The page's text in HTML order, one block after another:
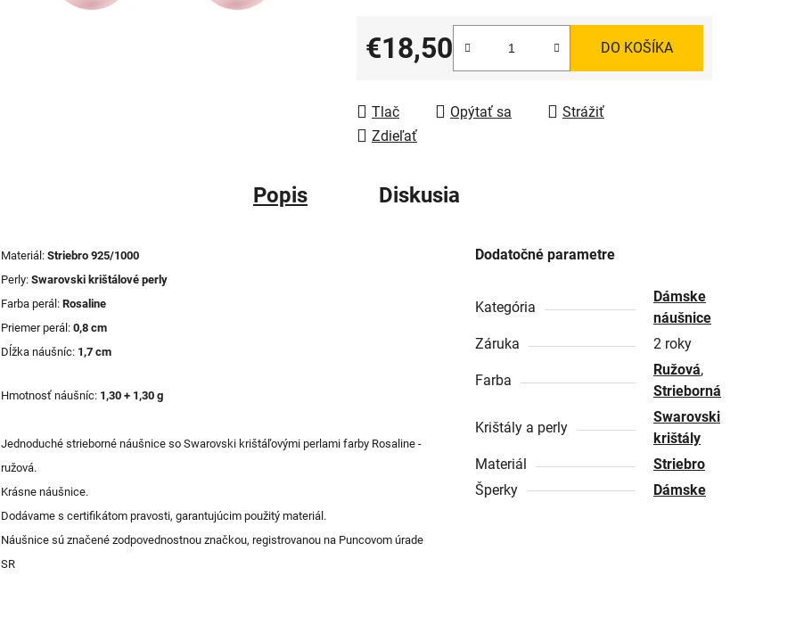
€18,50
Jednotková cena:
DO KOŠÍKA
Tlač Opýtať sa
Strážiť
Zdieľať
Popis Diskusia
Materiál: Striebro 925/1000
Perly: Swarovski krištálové perly
Farba perál: Rosaline
Priemer perál: 0,8 cm
Dĺžka náušníc: 1,7 cm
Hmotnosť náušníc: 1,30 + 1,30 g
Jednoduché strieborné náušnice so Swarovski krištáľovými perlami farby Rosaline -
ružová.
Krásne náušnice.
Dodávame s certifikátom pravosti, garantujúcim použitý materiál.
Náušnice sú značené zodpovednostnou značkou, registrovanou na Puncovom úrade
SR
Dodatočné parametre
Kategória
Dámske
náušnice
Záruka
2 roky
Farba
Ružová,
Strieborná
Krištály a perly
Swarovski
krištály
Materiál
Striebro
Šperky
Dámske